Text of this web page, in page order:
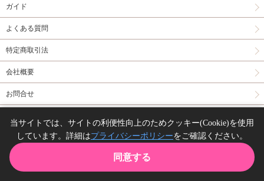
ガイド
よくある質問
特定商取引法
会社概要
お問合せ
Copyright(C) comicomi studio. All right reserved.
当サイトでは、サイトの利便性向上のためクッキー(Cookie)を使用
しています。詳細はプライバシーポリシーをご確認ください。
同意する